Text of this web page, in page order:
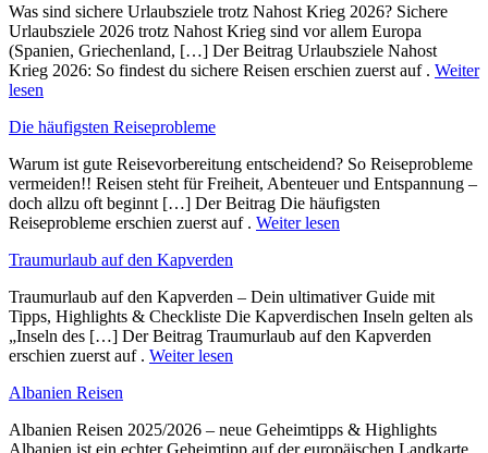
Was sind sichere Urlaubsziele trotz Nahost Krieg 2026? Sichere
Urlaubsziele 2026 trotz Nahost Krieg sind vor allem Europa
(Spanien, Griechenland, […] Der Beitrag Urlaubsziele Nahost
Krieg 2026: So findest du sichere Reisen erschien zuerst auf . Weiter
lesen
Die häufigsten Reiseprobleme
Warum ist gute Reisevorbereitung entscheidend? So Reiseprobleme
vermeiden!! Reisen steht für Freiheit, Abenteuer und Entspannung –
doch allzu oft beginnt […] Der Beitrag Die häufigsten
Reiseprobleme erschien zuerst auf . Weiter lesen
Traumurlaub auf den Kapverden
Traumurlaub auf den Kapverden – Dein ultimativer Guide mit
Tipps, Highlights & Checkliste Die Kapverdischen Inseln gelten als
„Inseln des […] Der Beitrag Traumurlaub auf den Kapverden
erschien zuerst auf . Weiter lesen
Albanien Reisen
Albanien Reisen 2025/2026 – neue Geheimtipps & Highlights
Albanien ist ein echter Geheimtipp auf der europäischen Landkarte